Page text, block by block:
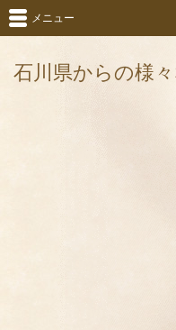
石川県からの様
メニュー